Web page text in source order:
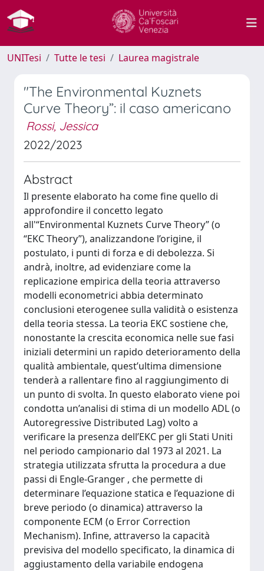
UNITesi Tutte le tesi Laurea magistrale
"The Environmental Kuznets
Curve Theory”: il caso americano
Rossi, Jessica
2022/2023
Abstract
Il presente elaborato ha come fine quello di
approfondire il concetto legato
all'“Environmental Kuznets Curve Theory” (o
“EKC Theory”), analizzandone l’origine, il
postulato, i punti di forza e di debolezza. Si
andrà, inoltre, ad evidenziare come la
replicazione empirica della teoria attraverso
modelli econometrici abbia determinato
conclusioni eterogenee sulla validità o esistenza
della teoria stessa. La teoria EKC sostiene che,
nonostante la crescita economica nelle sue fasi
iniziali determini un rapido deterioramento della
qualità ambientale, quest’ultima dimensione
tenderà a rallentare fino al raggiungimento di
un punto di svolta. In questo elaborato viene poi
condotta un’analisi di stima di un modello ADL (o
Autoregressive Distributed Lag) volto a
verificare la presenza dell’EKC per gli Stati Uniti
nel periodo campionario dal 1973 al 2021. La
strategia utilizzata sfrutta la procedura a due
passi di Engle-Granger , che permette di
determinare l’equazione statica e l’equazione di
breve periodo (o dinamica) attraverso la
componente ECM (o Error Correction
Mechanism). Infine, attraverso la capacità
previsiva del modello specificato, la dinamica di
aggiustamento della variabile endogena